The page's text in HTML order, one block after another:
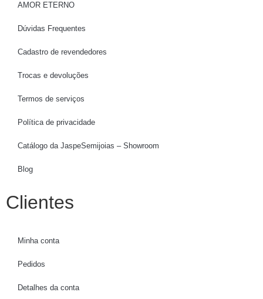
AMOR ETERNO
Dúvidas Frequentes
Cadastro de revendedores
Trocas e devoluções
Termos de serviços
Política de privacidade
Catálogo da JaspeSemijoias – Showroom
Blog
Clientes
Minha conta
Pedidos
Detalhes da conta